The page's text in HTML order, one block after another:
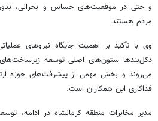
و حتی در موقعیت‌های حساس و بحرانی،
مردم هستند
وی با تأکید بر اهمیت جایگاه نیروهای
دکل‌بندها ستون‌های اصلی توسعه
می‌روند و بخش مهمی از پیشرفت‌های حوزه
فداکاری این همکاران است.
مدیر مخابرات منطقه کرمانشاه در ادامه،